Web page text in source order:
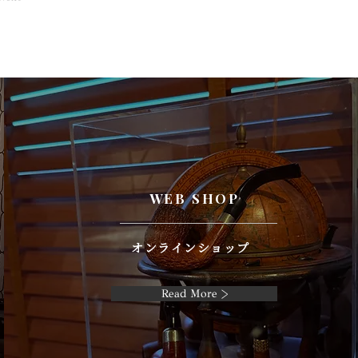
WEB SHOP
オンラインショップ
Read More >